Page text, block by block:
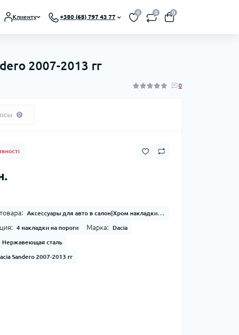
Клиенту +380 (68) 797 43 77
0 0 0
2007-2013 гг
0
0
Аксессуары для авто в салон|Хром накладки|Накладки на пороги|Хром накладки в салон
4 накладки на пороги Марка: Dacia
Нержавеющая сталь
Sandero 2007-2013 гг